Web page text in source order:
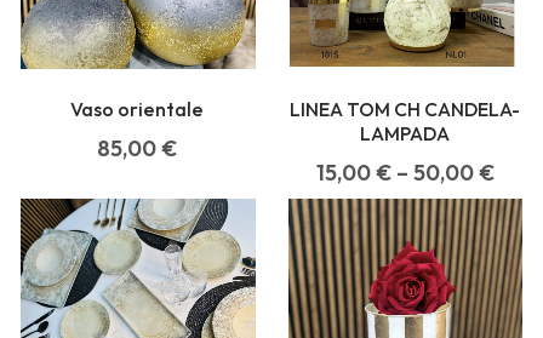
Vaso orientale
85,00€
LINEA TOM CH CANDELA-
LAMPADA
15,00€– 50,00€